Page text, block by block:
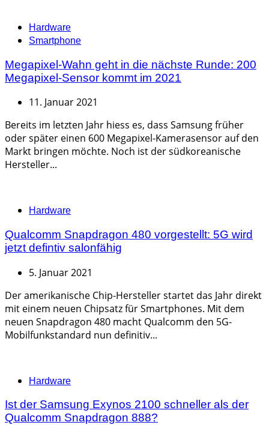
Categories
Hardware
Smartphone
Megapixel-Wahn geht in die nächste Runde: 200
Megapixel-Sensor kommt im 2021
11. Januar 2021
Bereits im letzten Jahr hiess es, dass Samsung früher
oder später einen 600 Megapixel-Kamerasensor auf den
Markt bringen möchte. Noch ist der südkoreanische
Hersteller...
Categories
Hardware
Qualcomm Snapdragon 480 vorgestellt: 5G wird
jetzt defintiv salonfähig
5. Januar 2021
Der amerikanische Chip-Hersteller startet das Jahr direkt
mit einem neuen Chipsatz für Smartphones. Mit dem
neuen Snapdragon 480 macht Qualcomm den 5G-
Mobilfunkstandard nun definitiv...
Categories
Hardware
Ist der Samsung Exynos 2100 schneller als der
Qualcomm Snapdragon 888?